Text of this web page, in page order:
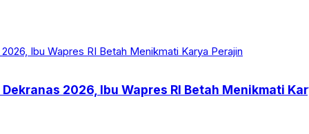
2026, Ibu Wapres RI Betah Menikmati